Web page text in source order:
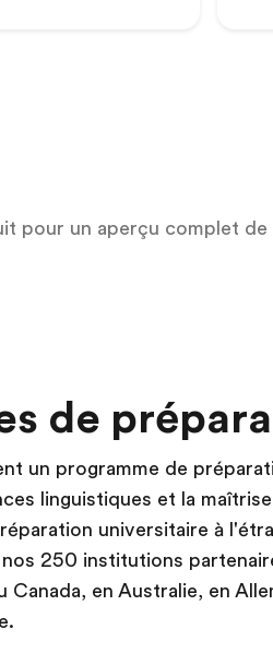
pour un aperçu complet
de
un programme de
linguistiques et la
universitaire à
250 institutions
Canada, en Australie, en